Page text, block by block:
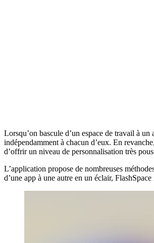
Lorsqu’on bascule d’un espace de travail à
indépendamment à chacun d’eux. En
d’offrir un niveau de personnalisation très
L’application propose de nombreuses
d’une app à une autre en un éclair,